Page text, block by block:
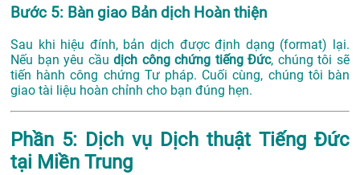
Bước 5: Bàn giao Bản dịch Hoàn thiện
Sau khi hiệu đính, bản dịch được định dạng (format) lại.
Nếu bạn yêu cầudịch công chứng tiếng Đức, chúng tôi sẽ
tiến hành công chứng Tư pháp. Cuối cùng, chúng tôi bàn
giao tài liệu hoàn chỉnh cho bạn đúng hẹn.
Phần 5: Dịch vụ Dịch thuật Tiếng Đức
tại Miền Trung